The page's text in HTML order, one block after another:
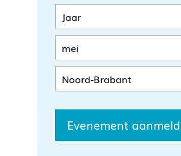
Evenement